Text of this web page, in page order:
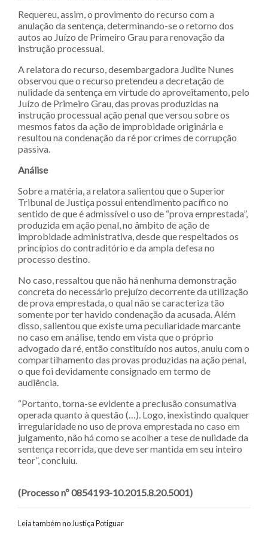
Requereu, assim, o provimento do recurso com a
anulação da sentença, determinando-se o retorno dos
autos ao Juízo de Primeiro Grau para renovação da
instrução processual.
A relatora do recurso, desembargadora Judite Nunes
observou que o recurso pretendeu a decretação de
nulidade da sentença em virtude do aproveitamento, pelo
Juízo de Primeiro Grau, das provas produzidas na
instrução processual ação penal que versou sobre os
mesmos fatos da ação de improbidade originária e
resultou na condenação da ré por crimes de corrupção
passiva.
Análise
Sobre a matéria, a relatora salientou que o Superior
Tribunal de Justiça possui entendimento pacífico no
sentido de que é admissível o uso de “prova emprestada”,
produzida em ação penal, no âmbito de ação de
improbidade administrativa, desde que respeitados os
princípios do contraditório e da ampla defesa no
processo destino.
No caso, ressaltou que não há nenhuma demonstração
concreta do necessário prejuízo decorrente da utilização
de prova emprestada, o qual não se caracteriza tão
somente por ter havido condenação da acusada. Além
disso, salientou que existe uma peculiaridade marcante
no caso em análise, tendo em vista que o próprio
advogado da ré, então constituído nos autos, anuiu com o
compartilhamento das provas produzidas na ação penal,
o que foi devidamente consignado em termo de
audiência.
“Portanto, torna-se evidente a preclusão consumativa
operada quanto à questão (…). Logo, inexistindo qualquer
irregularidade no uso de prova emprestada no caso em
julgamento, não há como se acolher a tese de nulidade da
sentença recorrida, que deve ser mantida em seu inteiro
teor”, concluiu.
(Processo nº 0854193-10.2015.8.20.5001)
Leia também no Justiça Potiguar